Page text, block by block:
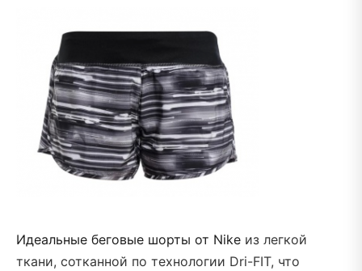
Идеальные беговые шорты от Nike из легкой
ткани, сотканной по технологии Dri-FIT, что